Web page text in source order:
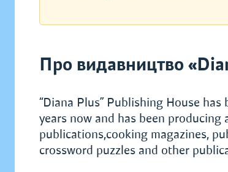
Про видавництво
“Diana Plus” Publishing House
years now and has been
publications,cooking magazines,
crossword puzzles and other